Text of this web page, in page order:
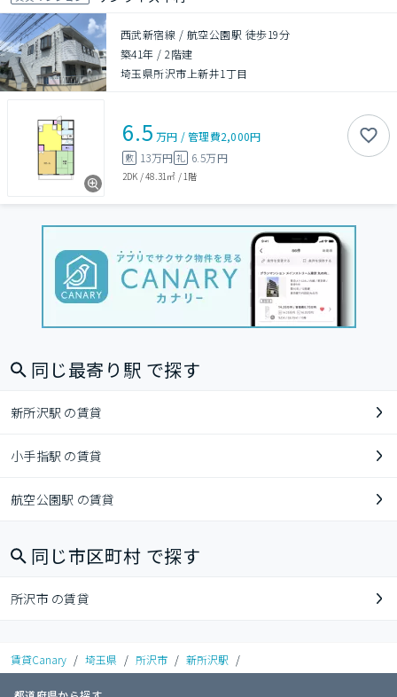
西武新宿線 / 航空公園駅 徒歩19分
築41年 /2階建
埼玉県所沢市上新井1丁目
6.5 万円 /管理費2,000円
敷 13万円 礼 6.5万円
2DK /48.31㎡ / 1階
同じ最寄り駅 で探す
新所沢駅 の賃貸
小手指駅 の賃貸
航空公園駅 の賃貸
同じ市区町村 で探す
所沢市 の賃貸
賃貸Canary / 埼玉県 / 所沢市 / 新所沢駅 /